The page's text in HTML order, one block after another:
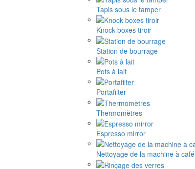
Tapis sous le tamper
Knock boxes tiroir
Station de bourrage
Pots à lait
Portafilter
Thermomètres
Espresso mirror
Nettoyage de la machine à café